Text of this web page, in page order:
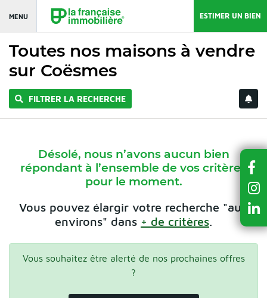
MENU ESTIMER UN BIEN
Toutes nos maisons à vendre
sur Coësmes
FILTRER LA RECHERCHE
Désolé, nous n’avons aucun bien
répondant à l’ensemble de vos critères
pour le moment.
Vous pouvez élargir votre recherche "aux
environs" dans + de critères.
Vous souhaitez être alerté de nos prochaines offres
?